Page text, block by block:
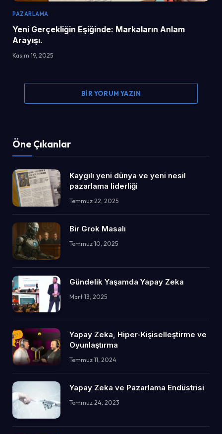
PAZARLAMA
Yeni Gerçekliğin Eşiğinde: Markaların Anlam
Arayışı.
Kasım 19, 2025
BIR YORUM YAZIN
Öne Çıkanlar
Kaygılı yeni dünya ve yeni nesil
pazarlama liderliği
Temmuz 22, 2025
Bir Grok Masalı
Temmuz 10, 2025
Gündelik Yaşamda Yapay Zeka
Mart 13, 2025
Yapay Zeka, Hiper-Kişiselleştirme ve
Oyunlaştırma
Temmuz 11, 2024
Yapay Zeka ve Pazarlama Endüstrisi
Temmuz 24, 2023